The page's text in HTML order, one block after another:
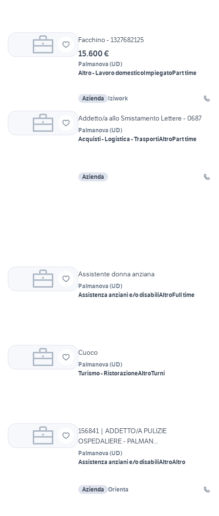
Facchino - 1327682125
15.600 €
Palmanova (UD)
Altro - Lavoro domesticoImpiegatoPart time
Azienda Iziwork
Addetto/a allo Smistamento Lettere - 0687
Palmanova (UD)
Acquisti - Logistica - TrasportiAltroPart time
Azienda
Assistente donna anziana
Palmanova (UD)
Assistenza anziani e/o disabiliAltroFull time
Cuoco
Palmanova (UD)
Turismo - RistorazioneAltroTurni
156841 | ADDETTO/A PULIZIE
OSPEDALIERE - PALMAN...
Palmanova (UD)
Assistenza anziani e/o disabiliAltroAltro
Azienda Orienta